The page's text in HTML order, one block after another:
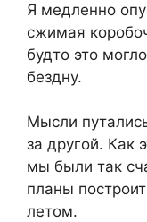
Я медленно
сжимая
будто это
бездну.
Мысли
за другой. Как
мы были так
планы
летом.